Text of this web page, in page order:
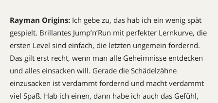
Rayman Origins: Ich gebe zu, das hab ich ein wenig spät
gespielt. Brillantes Jump’n’Run mit perfekter Lernkurve, die
ersten Level sind einfach, die letzten ungemein fordernd.
Das gilt erst recht, wenn man alle Geheimnisse entdecken
und alles einsacken will. Gerade die Schädelzähne
einzusacken ist verdammt fordernd und macht verdammt
viel Spaß. Hab ich einen, dann habe ich auch das Gefühl,